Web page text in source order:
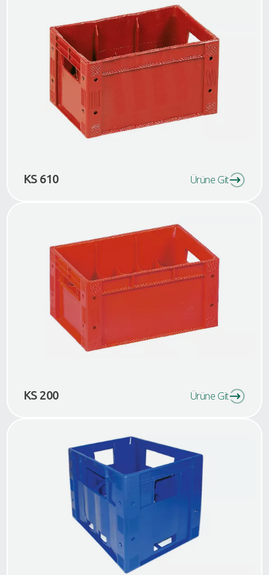
KS 610 Ürüne Git
KS 200 Ürüne Git